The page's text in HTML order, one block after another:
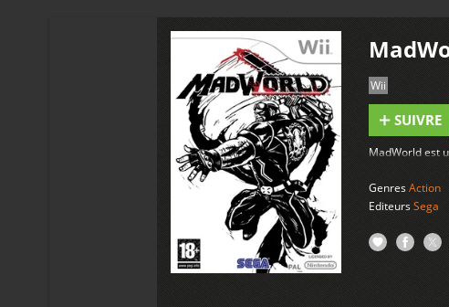
Wii
SUIVRE
MadWorld est
GenresAction
EditeursSega